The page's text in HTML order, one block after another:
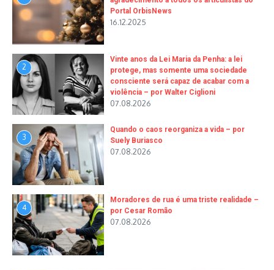
Portal OrbisNews
16.12.2025
2
Vinte anos da Lei Maria da Penha: a lei
protege, mas somente uma sociedade
consciente será capaz de acabar com a
violência – por Walter Ciglioni
07.08.2026
3
Quando o caos reorganiza a vida – por
Suely Buriasco
07.08.2026
4
Moradores de rua é uma triste realidade –
por Cesar Romão
07.08.2026